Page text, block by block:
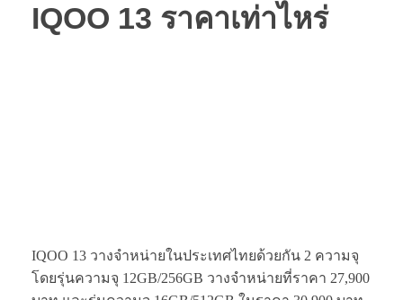
IQOO 13 ราคาเท่าไหร่
IQOO 13 วางจำหน่ายในประเทศไทยด้วยกัน 2 ความจุ
โดยรุ่นความจุ 12GB/256GB วางจำหน่ายที่ราคา 27,900